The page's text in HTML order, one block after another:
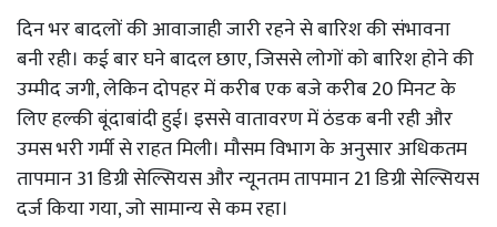
दिन भर बादलों की आवाजाही जारी रहने से बारिश की संभावना
बनी रही। कई बार घने बादल छाए, जिससे लोगों को बारिश होने की
उम्मीद जगी, लेकिन दोपहर में करीब एक बजे करीब 20 मिनट के
लिए हल्की बूंदाबांदी हुई। इससे वातावरण में ठंडक बनी रही और
उमस भरी गर्मी से राहत मिली। मौसम विभाग के अनुसार अधिकतम
तापमान 31 डिग्री सेल्सियस और न्यूनतम तापमान 21 डिग्री सेल्सियस
दर्ज किया गया, जो सामान्य से कम रहा।